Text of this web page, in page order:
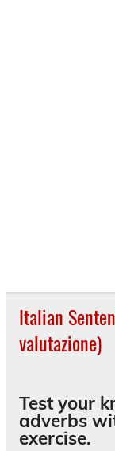
Italian
valutazione)
Test your
adverbs
exercise.